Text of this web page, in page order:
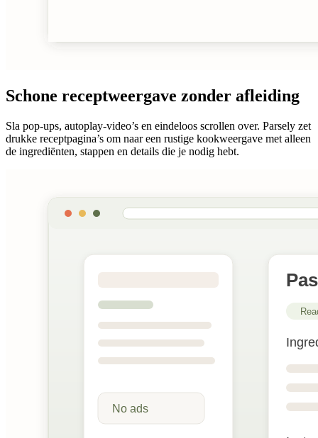
Schone receptweergave zonder afleiding
Sla pop-ups, autoplay-video’s en eindeloos scrollen over. Parsely zet
drukke receptpagina’s om naar een rustige kookweergave met alleen
de ingrediënten, stappen en details die je nodig hebt.